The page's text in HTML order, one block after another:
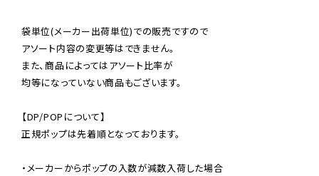
袋単位(メーカー出荷単位)での販売ですので
アソート内容の変更等はできません。
また、商品によってはアソート比率が
均等になっていない商品もございます。
【DP/POPについて】
正規ポップは先着順となっております。
・メーカーからポップの入数が減数入荷した場合